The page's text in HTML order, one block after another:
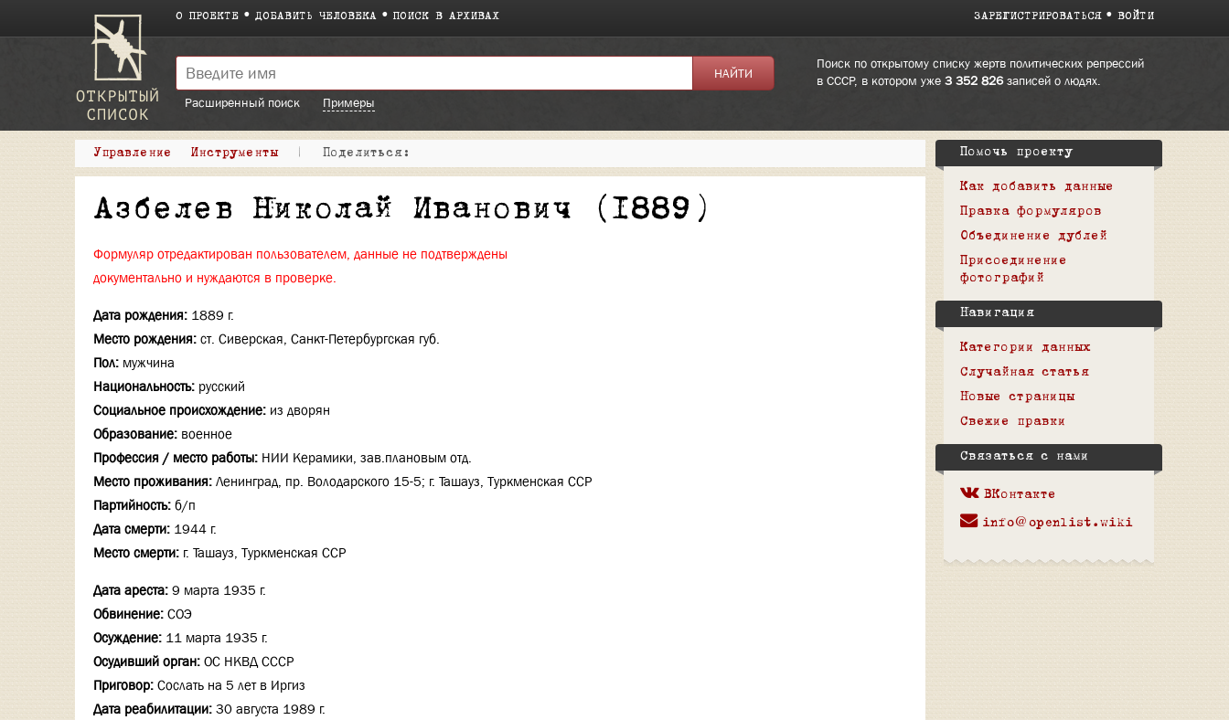
О ПРОЕКТЕ ДОБАВИТЬ ЧЕЛОВЕКА ПОИСК В АРХИВАХ ЗАРЕГИСТРИРОВАТЬСЯ ВОЙТИ
Поиск по открытому списку жертв политических репрессий
в СССР, в котором уже 3 352 826записей о людях.
Расширенный поиск
Примеры
Управление Инструменты | Поделиться:
Азбелев Николай Иванович (1889)
Формуляр отредактирован пользователем, данные не подтверждены
документально и нуждаются в проверке.
Дата рождения: 1889 г.
Место рождения: ст. Сиверская, Санкт-Петербургская губ.
Пол: мужчина
Национальность: русский
Социальное происхождение: из дворян
Образование: военное
Профессия / место работы: НИИ Керамики, зав.плановым отд.
Место проживания: Ленинград, пр. Володарского 15-5; г. Ташауз, Туркменская ССР
Партийность: б/п
Дата смерти: 1944 г.
Место смерти: г. Ташауз, Туркменская ССР
Дата ареста: 9 марта 1935 г.
Обвинение: СОЭ
Осуждение: 11 марта 1935 г.
Осудивший орган: ОС НКВД СССР
Приговор: Сослать на 5 лет в Иргиз
Дата реабилитации: 30 августа 1989 г.
Помочь проекту
Как добавить данные
Правка формуляров
Объединение дублей
Присоединение
фотографий
Навигация
Категории данных
Случайная статья
Новые страницы
Свежие правки
Связаться с нами
ВКонтакте
info@openlist.wiki